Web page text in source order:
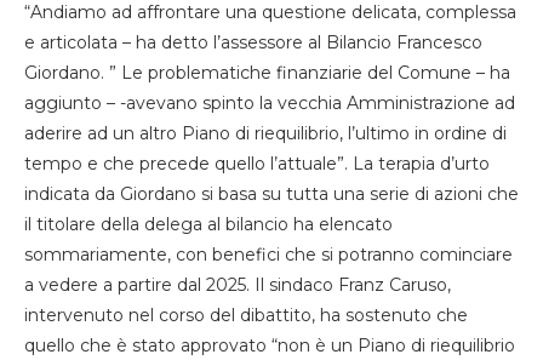
“Andiamo ad affrontare una questione delicata, complessa
e articolata – ha detto l’assessore al Bilancio Francesco
Giordano. ” Le problematiche finanziarie del Comune – ha
aggiunto – -avevano spinto la vecchia Amministrazione ad
aderire ad un altro Piano di riequilibrio, l’ultimo in ordine di
tempo e che precede quello l’attuale”. La terapia d’urto
indicata da Giordano si basa su tutta una serie di azioni che
il titolare della delega al bilancio ha elencato
sommariamente, con benefici che si potranno cominciare
a vedere a partire dal 2025. Il sindaco Franz Caruso,
intervenuto nel corso del dibattito, ha sostenuto che
quello che è stato approvato “non è un Piano di riequilibrio